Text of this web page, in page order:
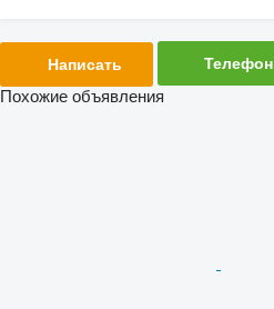
Написать Телефон
Похожие объявления